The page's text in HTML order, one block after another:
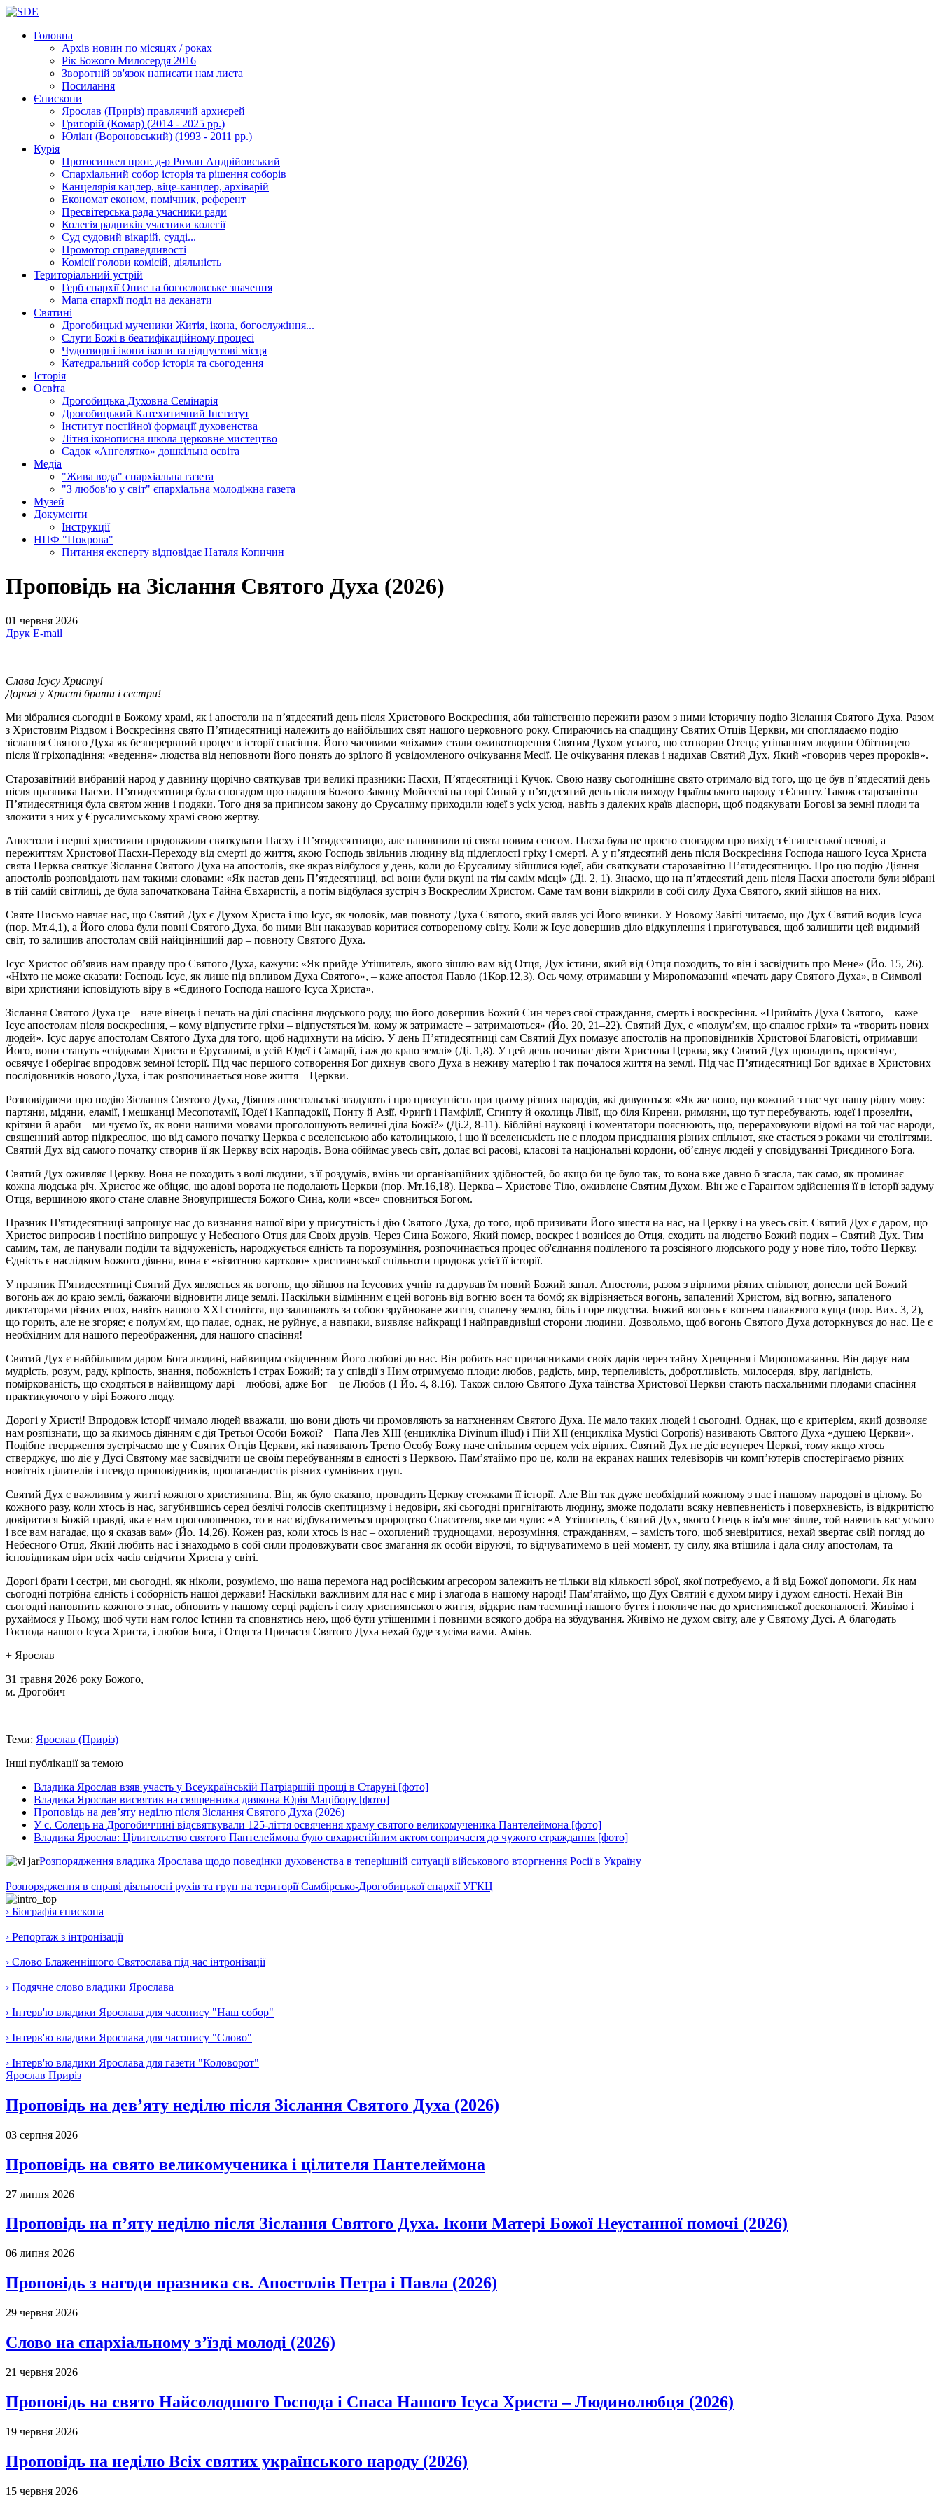
Головна
Архів новин по місяцях / роках
Рік Божого Милосердя 2016
Зворотній зв'язок написати нам листа
Посилання
Єпископи
Ярослав (Приріз) правлячий архиєрей
Григорій (Комар) (2014 - 2025 рр.)
Юліан (Вороновський) (1993 - 2011 рр.)
Курія
Протосинкел прот. д-р Роман Андрійовський
Єпархіальний собор історія та рішення соборів
Канцелярія кацлер, віце-канцлер, архіварій
Економат економ, помічник, референт
Пресвітерська рада учасники ради
Колегія радників учасники колегії
Суд судовий вікарій, судді...
Промотор справедливості
Комісіїголови комісій, діяльність
Територіальний устрій
Герб єпархіїОпис та богословське значення
Мапа єпархіїподіл на деканати
Святині
Дрогобицькі мученики Житія, ікона, богослужіння...
Слуги Божі в беатифікаційному процесі
Чудотворні ікони ікони та відпустові місця
Катедральний собор історія та сьогодення
Історія
Освіта
Дрогобицька Духовна Семінарія
Дрогобицький Катехитичний Інститут
Інститут постійної формації духовенства
Літня іконописна школа церковне мистецтво
Садок «Ангелятко» дошкільна освіта
Медіа
"Жива вода" єпархіальна газета
"З любов'ю у світ" єпархіальна молодіжна газета
Музей
Документи
Інструкції
НПФ "Покрова"
Питання експерту відповідає Наталя Копичин
Проповідь на Зіслання Святого Духа (2026)
01 червня 2026
Друк E-mail
Слава Ісусу Христу!
Дорогі у Христі брати і сестри!
Ми зібралися сьогодні в Божому храмі, як і апостоли на п’ятдесятий день після Христового Воскресіння, аби таїнственно пережити разом з ними історичну подію Зіслання Святого Духа. Разом
з Христовим Різдвом і Воскресіння свято П’ятидесятниці належить до найбільших свят нашого церковного року. Спираючись на спадщину Святих Отців Церкви, ми споглядаємо подію
зіслання Святого Духа як безперервний процес в історії спасіння. Його часовими «віхами» стали оживотворення Святим Духом усього, що сотворив Отець; утішанням людини Обітницею
після її гріхопадіння; «ведення» людства від неповноти його понять до зрілого й усвідомленого очікування Месії. Це очікування плекав і надихав Святий Дух, Який «говорив через пророків».
Старозавітний вибраний народ у давнину щорічно святкував три великі празники: Пасхи, П’ятдесятниці і Кучок. Свою назву сьогоднішнє свято отримало від того, що це був п’ятдесятий день
після празника Пасхи. П’ятидесятниця була спогадом про надання Божого Закону Мойсеєві на горі Синай у п’ятдесятий день після виходу Ізраїльського народу з Єгипту. Також старозавітна
П’ятидесятниця була святом жнив і подяки. Того дня за приписом закону до Єрусалиму приходили юдеї з усіх усюд, навіть з далеких країв діаспори, щоб подякувати Богові за земні плоди та
зложити з них у Єрусалимському храмі свою жертву.
Апостоли і перші християни продовжили святкувати Пасху і П’ятидесятницю, але наповнили ці свята новим сенсом. Пасха була не просто спогадом про вихід з Єгипетської неволі, а
пережиттям Христової Пасхи-Переходу від смерті до життя, якою Господь звільнив людину від підлеглості гріху і смерті. А у п’ятдесятий день після Воскресіння Господа нашого Ісуса Христа
свята Церква святкує Зіслання Святого Духа на апостолів, яке якраз відбулося у день, коли до Єрусалиму зійшлися юдеї, аби святкувати старозавітню П’ятидесятницю. Про цю подію Діяння
апостолів розповідають нам такими словами: «Як настав день П’ятдесятниці, всі вони були вкупі на тім самім місці» (Ді. 2, 1). Знаємо, що на п’ятдесятий день після Пасхи апостоли були зібрані
в тій самій світлиці, де була започаткована Тайна Євхаристії, а потім відбулася зустріч з Воскреслим Христом. Саме там вони відкрили в собі силу Духа Святого, який зійшов на них.
Святе Письмо навчає нас, що Святий Дух є Духом Христа і що Ісус, як чоловік, мав повноту Духа Святого, який являв усі Його вчинки. У Новому Завіті читаємо, що Дух Святий водив Ісуса
(пор. Мт.4,1), а Його слова були повні Святого Духа, бо ними Він наказував коритися сотвореному світу. Коли ж Ісус довершив діло відкуплення і приготувався, щоб залишити цей видимий
світ, то залишив апостолам свій найцінніший дар – повноту Святого Духа.
Ісус Христос об’явив нам правду про Святого Духа, кажучи: «Як прийде Утішитель, якого зішлю вам від Отця, Дух істини, який від Отця походить, то він і засвідчить про Мене» (Йо. 15, 26).
«Ніхто не може сказати: Господь Ісус, як лише під впливом Духа Святого», – каже апостол Павло (1Кор.12,3). Ось чому, отримавши у Миропомазанні «печать дару Святого Духа», в Символі
віри християни ісповідують віру в «Єдиного Господа нашого Ісуса Христа».
Зіслання Святого Духа це – наче вінець і печать на ділі спасіння людського роду, що його довершив Божий Син через свої страждання, смерть і воскресіння. «Прийміть Духа Святого, – каже
Ісус апостолам після воскресіння, – кому відпустите гріхи – відпустяться їм, кому ж затримаєте – затримаються» (Йо. 20, 21–22). Святий Дух, є «полум’ям, що спалює гріхи» та «творить нових
людей». Ісус дарує апостолам Святого Духа для того, щоб надихнути на місію. У день П’ятидесятниці сам Святий Дух помазує апостолів на проповідників Христової Благовісті, отримавши
Його, вони стануть «свідками Христа в Єрусалимі, в усій Юдеї і Самарії, і аж до краю землі» (Ді. 1,8). У цей день починає діяти Христова Церква, яку Святий Дух провадить, просвічує,
освячує і оберігає впродовж земної історії. Під час першого сотворення Бог дихнув свого Духа в неживу матерію і так почалося життя на землі. Під час П’ятидесятниці Бог вдихає в Христових
послідовників нового Духа, і так розпочинається нове життя – Церкви.
Розповідаючи про подію Зіслання Святого Духа, Діяння апостольські згадують і про присутність при цьому різних народів, які дивуються: «Як же воно, що кожний з нас чує нашу рідну мову:
партяни, мідяни, еламії, і мешканці Месопотамії, Юдеї і Каппадокії, Понту й Азії, Фригії і Памфілії, Єгипту й околиць Лівії, що біля Кирени, римляни, що тут перебувають, юдеї і прозеліти,
крітяни й араби – ми чуємо їх, як вони нашими мовами проголошують величні діла Божі?» (Ді.2, 8-11). Біблійні науковці і коментатори пояснюють, що, перераховуючи відомі на той час народи,
священний автор підкреслює, що від самого початку Церква є вселенською або католицькою, і що її вселенськість не є плодом приєднання різних спільнот, яке стається з роками чи століттями.
Святий Дух від самого початку створив її як Церкву всіх народів. Вона обіймає увесь світ, долає всі расові, класові та національні кордони, об’єднує людей у сповідуванні Триєдиного Бога.
Святий Дух оживляє Церкву. Вона не походить з волі людини, з її роздумів, вмінь чи організаційних здібностей, бо якщо би це було так, то вона вже давно б згасла, так само, як проминає
кожна людська річ. Христос же обіцяє, що адові ворота не подолають Церкви (пор. Мт.16,18). Церква – Христове Тіло, оживлене Святим Духом. Він же є Гарантом здійснення її в історії задуму
Отця, вершиною якого стане славне Зновупришестя Божого Сина, коли «все» сповниться Богом.
Празник П'ятидесятниці запрошує нас до визнання нашої віри у присутність і дію Святого Духа, до того, щоб призивати Його зшестя на нас, на Церкву і на увесь світ. Святий Дух є даром, що
Христос випросив і постійно випрошує у Небесного Отця для Своїх друзів. Через Сина Божого, Який помер, воскрес і вознісся до Отця, сходить на людство Божий подих – Святий Дух. Тим
самим, там, де панували поділи та відчуженість, народжується єдність та порозуміння, розпочинається процес об'єднання поділеного та розсіяного людського роду у нове тіло, тобто Церкву.
Єдність є наслідком Божого діяння, вона є «візитною карткою» християнської спільноти продовж усієї її історії.
У празник П'ятидесятниці Святий Дух являється як вогонь, що зійшов на Ісусових учнів та дарував їм новий Божий запал. Апостоли, разом з вірними різних спільнот, донесли цей Божий
вогонь аж до краю землі, бажаючи відновити лице землі. Наскільки відмінним є цей вогонь від вогню воєн та бомб; як відрізняється вогонь, запалений Христом, від вогню, запаленого
диктаторами різних епох, навіть нашого ХХІ століття, що залишають за собою зруйноване життя, спалену землю, біль і горе людства. Божий вогонь є вогнем палаючого куща (пор. Вих. 3, 2),
що горить, але не згоряє; є полум'ям, що палає, однак, не руйнує, а навпаки, виявляє найкращі і найправдивіші сторони людини. Дозвольмо, щоб вогонь Святого Духа доторкнувся до нас. Це є
необхідним для нашого переображення, для нашого спасіння!
Святий Дух є найбільшим даром Бога людині, найвищим свідченням Його любові до нас. Він робить нас причасниками своїх дарів через тайну Хрещення і Миропомазання. Він дарує нам
мудрість, розум, раду, кріпость, знання, побожність і страх Божий; та у співдії з Ним отримуємо плоди: любов, радість, мир, терпеливість, добротливість, милосердя, віру, лагідність,
поміркованість, що сходяться в найвищому дарі – любові, адже Бог – це Любов (1 Йо. 4, 8.16). Також силою Святого Духа таїнства Христової Церкви стають пасхальними плодами спасіння
практикуючого у вірі Божого люду.
Дорогі у Христі! Впродовж історії чимало людей вважали, що вони діють чи промовляють за натхненням Святого Духа. Не мало таких людей і сьогодні. Однак, що є критерієм, який дозволяє
нам розпізнати, що за якимось діянням є дія Третьої Особи Божої? – Папа Лев XIII (енцикліка Divinum illud) і Пій XII (енцикліка Mystici Corporis) називають Святого Духа «душею Церкви».
Подібне твердження зустрічаємо ще у Святих Отців Церкви, які називають Третю Особу Божу наче спільним серцем усіх вірних. Святий Дух не діє всупереч Церкві, тому якщо хтось
стверджує, що діє у Дусі Святому має засвідчити це своїм перебуванням в єдності з Церквою. Пам’ятаймо про це, коли на екранах наших телевізорів чи комп’ютерів спостерігаємо різних
новітніх цілителів і псевдо проповідників, пропагандистів різних сумнівних груп.
Святий Дух є важливим у житті кожного християнина. Він, як було сказано, провадить Церкву стежками її історії. Але Він так дуже необхідний кожному з нас і нашому народові в цілому. Бо
кожного разу, коли хтось із нас, загубившись серед безлічі голосів скептицизму і недовіри, які сьогодні пригнітають людину, зможе подолати всяку невпевненість і поверхневість, із відкритістю
довіритися Божій правді, яка є нам проголошеною, то в нас відбуватиметься пророцтво Спасителя, яке ми чули: «А Утішитель, Святий Дух, якого Отець в ім'я моє зішле, той навчить вас усього
і все вам нагадає, що я сказав вам» (Йо. 14,26). Кожен раз, коли хтось із нас – охоплений труднощами, нерозуміння, стражданням, – замість того, щоб зневіритися, нехай звертає свій погляд до
Небесного Отця, Який любить нас і знаходьмо в собі сили продовжувати своє змагання як особи віруючі, то відчуватимемо в цей момент, ту силу, яка втішила і дала силу апостолам, та
ісповідникам віри всіх часів свідчити Христа у світі.
Дорогі брати і сестри, ми сьогодні, як ніколи, розуміємо, що наша перемога над російським агресором залежить не тільки від кількості зброї, якої потребуємо, а й від Божої допомоги. Як нам
сьогодні потрібна єдність і соборність нашої держави! Наскільки важливим для нас є мир і злагода в нашому народі! Пам’ятаймо, що Дух Святий є духом миру і духом єдності. Нехай Він
сьогодні наповнить кожного з нас, обновить у нашому серці радість і силу християнського життя, відкриє нам таємниці нашого буття і покличе нас до християнської досконалості. Живімо і
рухаймося у Ньому, щоб чути нам голос Істини та сповнятись нею, щоб бути утішеними і повними всякого добра на збудування. Живімо не духом світу, але у Святому Дусі. А благодать
Господа нашого Ісуса Христа, і любов Бога, і Отця та Причастя Святого Духа нехай буде з усіма вами. Амінь.
+ Ярослав
31 травня 2026 року Божого,
м. Дрогобич
Теми: Ярослав (Приріз)
Інші публікації за темою
Владика Ярослав взяв участь у Всеукраїнській Патріаршій прощі в Старуні [фото]
Владика Ярослав висвятив на священника диякона Юрія Мацібору [фото]
Проповідь на дев’яту неділю після Зіслання Святого Духа (2026)
У с. Солець на Дрогобиччині відсвяткували 125-ліття освячення храму святого великомученика Пантелеймона [фото]
Владика Ярослав: Цілительство святого Пантелеймона було євхаристійним актом сопричастя до чужого страждання [фото]
Розпорядження владика Ярослава щодо поведінки духовенства в теперішній ситуації військового вторгнення Росії в Україну
Розпорядження в справі діяльності рухів та груп на території Самбірсько-Дрогобицької єпархії УГКЦ
› Біографія єпископа
› Репортаж з інтронізації
› Слово Блаженнішого Святослава під час інтронізації
› Подячне слово владики Ярослава
› Інтерв'ю владики Ярослава для часопису "Наш собор"
› Інтерв'ю владики Ярослава для часопису "Слово"
› Інтерв'ю владики Ярослава для газети "Коловорот"
Ярослав Приріз
Проповідь на дев’яту неділю після Зіслання Святого Духа (2026)
03 серпня 2026
Проповідь на свято великомученика і цілителя Пантелеймона
27 липня 2026
Проповідь на п’яту неділю після Зіслання Святого Духа. Ікони Матері Божої Неустанної помочі (2026)
06 липня 2026
Проповідь з нагоди празника св. Апостолів Петра і Павла (2026)
29 червня 2026
Слово на єпархіальному з’їзді молоді (2026)
21 червня 2026
Проповідь на свято Найсолодшого Господа і Спаса Нашого Ісуса Христа – Людинолюбця (2026)
19 червня 2026
Проповідь на неділю Всіх святих українського народу (2026)
15 червня 2026